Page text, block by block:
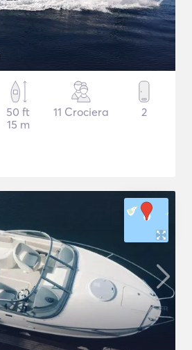
50 ft
15 m
11 Crociera 2